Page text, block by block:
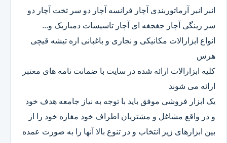
انبر انبر آرماتوربندی آچار فرانسه آچار دو سر تخت آچار دو
سر رینگی آچار جغجغه ای آچار تاسیسات دمباریک و...
انواع ابزارالات مکانیکی و نجاری و باغبانی اره تیشه قیچی
هرس
کلیه ابزارالات ارائه شده در سایت با ضمانت نامه های معتبر
ارائه می شوند
یک ابزار فروشی موفق باید با توجه به نیاز جامعه هدف خود
و در واقع مشاغل و مشتریان اطراف خود مغازه خود را از
بین ابزارهای زیر انتخاب و در تنوع بالا آنها را به صورت عمده